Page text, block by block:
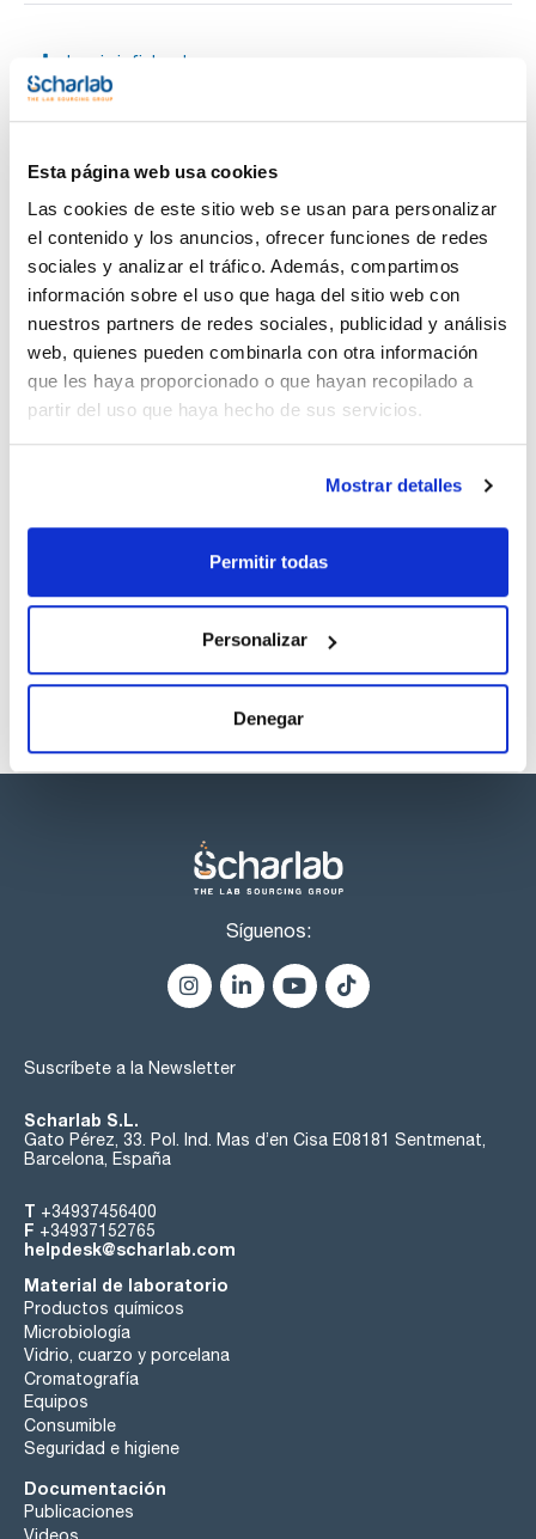
Esta página web usa cookies
Las cookies de este sitio web se usan para personalizar
el contenido y los anuncios, ofrecer funciones de redes
sociales y analizar el tráfico. Además, compartimos
información sobre el uso que haga del sitio web con
nuestros partners de redes sociales, publicidad y análisis
web, quienes pueden combinarla con otra información
que les haya proporcionado o que hayan recopilado a
partir del uso que haya hecho de sus servicios.
Mostrar detalles
Permitir todas
Personalizar
Denegar
Imprimir ficha de
producto
Características
Material : MCE
Esterilidad : No
Color : Blanca
Pack (u.) : 100
Estas membranas hidrofílicas están compuestas por una
mezcla de nitrato de celulosa inerte y acetato de celulosa. La
uniforme estructura microporosa confiere los rendimientos
más grandes en filtros de membrana. Son ideales para la
filtración de soluciones acuosas, incluyendo tampones. Son
autoclavables a 121°C, 20min. El rango de pH es de 4 a 10.
Ver más
Documentación técnica
TDS / Ficha técnica
Regístrate para
descargas
COA
Regístrate para
descargas
Los productos marcados con esta imagen son
listos para una entrega inmediata.
Síguenos:
Suscríbete a la Newsletter
Scharlab S.L.
Gato Pérez, 33. Pol. Ind. Mas d’en Cisa E08181 Sentmenat,
Barcelona, España
T +34937456400
F +34937152765
helpdesk@scharlab.com
Material de laboratorio
Productos químicos
Microbiología
Vidrio, cuarzo y porcelana
Cromatografía
Equipos
Consumible
Seguridad e higiene
Documentación
Publicaciones